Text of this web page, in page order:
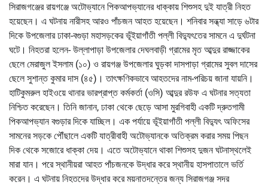
সিরাজগঞ্জের রায়গঞ্জে অটোভ্যানে পিকআপভ্যানের ধাক্কায় শিশুসহ দুই যাত্রী নিহত
হয়েছেন। এ ঘটনায় নারীসহ আরও পাঁচজন আহত হয়েছেন। শনিবার সন্ধ্যা সাড়ে ৬টার
দিকে উপজেলার ঢাকা-বগুড়া মহাসড়কের ভূঁইয়াগাঁতী পল্লী বিদ্যুৎতের সামনে এ দুর্ঘটনা
ঘটে। নিহতরা হলেন- উল্লাপাড়া উপজেলার দেঘলবাড়ী গ্রামের মৃত আব্দুর রাজ্জাকের
ছেলে মেরাজুল ইসলাম (১০) ও রায়গঞ্জ উপজেলার ঘুড়কা দাসপাড়া গ্রামের সুবল দাসের
ছেলে সুশান্ত কুমার দাস (৪৫)। তাৎক্ষণিকভাবে আহতদের নাম-পরিচয় জানা যায়নি।
হাটিকুমরুল হাইওয়ে থানার ভারপ্রাপ্ত কর্মকর্তা (ওসি) আব্দুর রউফ এ ঘটনার সত্যতা
নিশ্চিত করেছেন। তিনি জানান, ঢাকা থেকে ছেড়ে আসা মুরগিবাহী একটি দ্রুতগামী
পিকআপভ্যান বগুড়ার দিকে যাচ্ছিল। এক পর্যায়ে ভূঁইয়াগাঁতী পল্লী বিদ্যুৎ অফিসের
সামনের সড়কে পৌঁছালে একটি যাত্রীবাহী অটোভ্যানকে অতিক্রম করার সময় পিছন
দিক থেকে সজোরে ধাক্কা দেয়। এতে অটোভ্যানে থাকা শিশুসহ দুজন ঘটনাস্থলেই
মারা যান। পরে স্থানীয়রা আহত পাঁচজনকে উদ্ধার করে স্থানীয় হাসপাতালে ভর্তি
করেন। এ ঘটনায় নিহতদের উদ্ধার করে ময়নাতদন্তের জন্য সিরাজগঞ্জ সদর